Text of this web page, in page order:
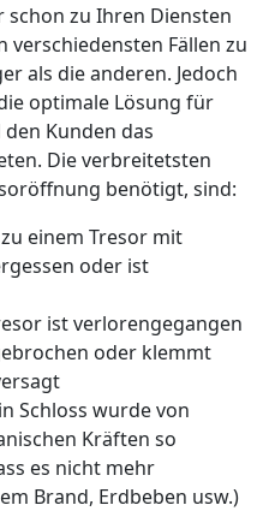
schon zu Ihren Diensten
verschiedensten Fällen zu
als die anderen. Jedoch
optimale Lösung für
Kunden das
Die verbreitetsten
benötigt, sind:
einem Tresor mit
oder ist
ist verlorengegangen
oder klemmt
Schloss wurde von
Kräften so
es nicht mehr
Brand, Erdbeben usw.)